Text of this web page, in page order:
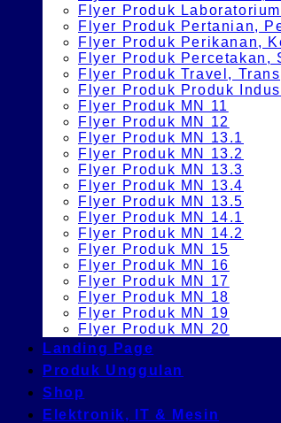
Flyer Produk
Flyer Produk Pertanian,
Flyer Produk Perikanan,
Flyer Produk Percetakan,
Flyer Produk Travel,
Flyer Produk Produk
Flyer Produk MN 11
Flyer Produk MN 12
Flyer Produk MN 13.1
Flyer Produk MN 13.2
Flyer Produk MN 13.3
Flyer Produk MN 13.4
Flyer Produk MN 13.5
Flyer Produk MN 14.1
Flyer Produk MN 14.2
Flyer Produk MN 15
Flyer Produk MN 16
Flyer Produk MN 17
Flyer Produk MN 18
Flyer Produk MN 19
Flyer Produk MN 20
Landing Page
Produk Unggulan
Shop
Elektronik, IT & Mesin